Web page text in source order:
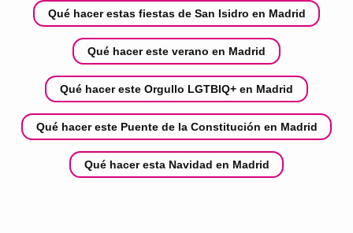
Qué hacer estas fiestas de San Isidro en Madrid
Qué hacer este verano en Madrid
Qué hacer este Orgullo LGTBIQ+ en Madrid
Qué hacer este Puente de la Constitución en Madrid
Qué hacer esta Navidad en Madrid